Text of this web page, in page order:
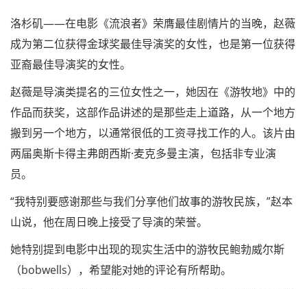
洛杉矶——在电影《流浪者》荣膺最佳剧情片的当晚，赵薇
成为第二位获得金球奖最佳导演奖的女性，也是第一位获得
亚裔最佳导演奖的女性。
赵薇是导演类提名的三位女性之一，她因在《游牧地》中的
作品而获奖，这部作品讲述的是那些走上道路，从一个地方
搬到另一个地方，以通常很低的工资寻找工作的人。该片由
两届奥斯卡得主弗朗西斯·麦克多曼主演，包括非专业演
员。
“我特别要感谢那些与我们分享他们故事的游牧民族，”赵本
山说，他在周日晚上接受了导演的荣誉。
她特别提到电影中出现的现实生活中的游牧民鲍勃威尔斯
（bobwells），希望能对她的评论有所帮助。